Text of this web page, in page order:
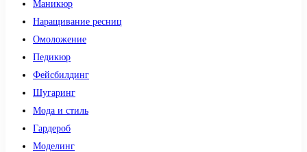
Маникюр
Наращивание ресниц
Омоложение
Педикюр
Фейсбилдинг
Шугаринг
Мода и стиль
Гардероб
Моделинг